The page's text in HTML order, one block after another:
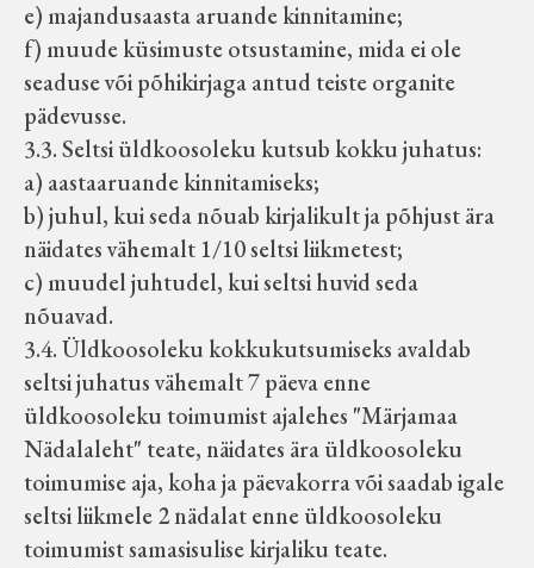
e) majandusaasta aruande kinnitamine;
f) muude küsimuste otsustamine, mida ei ole
seaduse või põhikirjaga antud teiste organite
pädevusse.
3.3. Seltsi üldkoosoleku kutsub kokku juhatus:
a) aastaaruande kinnitamiseks;
b) juhul, kui seda nõuab kirjalikult ja põhjust ära
näidates vähemalt 1/10 seltsi liikmetest;
c) muudel juhtudel, kui seltsi huvid seda
nõuavad.
3.4. Üldkoosoleku kokkukutsumiseks avaldab
seltsi juhatus vähemalt 7 päeva enne
üldkoosoleku toimumist ajalehes "Märjamaa
Nädalaleht" teate, näidates ära üldkoosoleku
toimumise aja, koha ja päevakorra või saadab igale
seltsi liikmele 2 nädalat enne üldkoosoleku
toimumist samasisulise kirjaliku teate.